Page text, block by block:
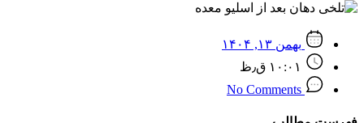
بهمن ۱۳, ۱۴۰۴
۱۰:۰۱ ق٫ظ
No Comments